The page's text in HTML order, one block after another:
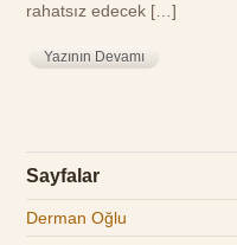
rahatsız edecek […]
Yazının Devamı
Sayfalar
Derman Oğlu